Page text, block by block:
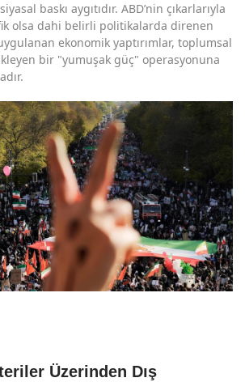
baskı aygıtıdır. ABD’nin çıkarlarıyla
olsa dahi belirli politikalarda direnen
ekonomik yaptırımlar, toplumsal
bir "yumuşak güç" operasyonuna
Üzerinden Dış